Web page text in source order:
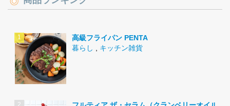
高級フライパン PENTA
暮らし , キッチン雑貨